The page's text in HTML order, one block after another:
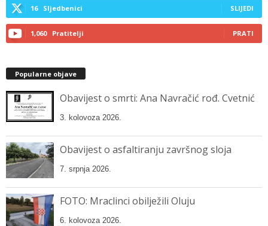
16 Sljedbenici SLIJEDI
1,060 Pratitelji PRATI
Popularne objave
Obavijest o smrti: Ana Navračić rođ. Cvetnić
3. kolovoza 2026.
Obavijest o asfaltiranju završnog sloja
7. srpnja 2026.
FOTO: Mraclinci obilježili Oluju
6. kolovoza 2026.